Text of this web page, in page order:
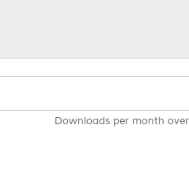
Downloads per month